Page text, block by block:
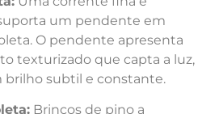
um pendente em
O pendente apresenta
texturizado que capta a luz,
subtil e constante.
Brincos de pino a